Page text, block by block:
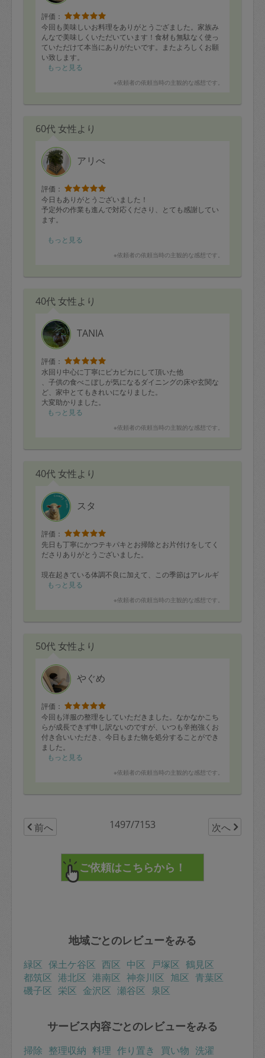
評価：
今回も美味しいお料理をありがとうござました。家族み
んなで美味しくいただいています！食材も無駄なく使っ
ていただけて本当にありがたいです。またよろしくお願
い致します。
もっと見る
※依頼者の依頼当時の主観的な感想です。
60代 女性より
アリべ
評価：
今日もありがとうございました！
予定外の作業も進んで対応くださり、とても感謝してい
ます。
本日はテレビ台の入れ替えと廊下収納でしたが、まだま
もっと見る
※依頼者の依頼当時の主観的な感想です。
40代 女性より
TANIA
評価：
水回り中心に丁寧にピカピカにして頂いた他
、子供の食べこぼしが気になるダイニングの床や玄関な
ど、家中とてもきれいになりました。
大変助かりました。
また是非お願いしたいです。
もっと見る
※依頼者の依頼当時の主観的な感想です。
40代 女性より
スタ
評価：
先日も丁寧にかつテキパキとお掃除とお片付けをしてく
ださりありがとうございました。
現在起きている体調不良に加えて、この季節はアレルギ
ーが強く出やすいため
げで
して症状を悪化させてしまうことなく快適に過ごせてい
夜の窓際から入る冷気も和らいできたため、次回はベッ
ドフレームの向きを変えるお手伝いをしていただけたら
ありがたいです。
いつも本当に助かっています✨️
次回もよろしくお願いいたします！
もっと見る
※依頼者の依頼当時の主観的な感想です。
50代 女性より
やぐめ
評価：
今回も洋服の整理をしていただきました。なかなかこち
らが成長できず申し訳ないのですが、いつも辛抱強くお
付き合いいただき、今日もまた物を処分することができ
ました。
毎回来ていただくたびに、問題点が明確となり、少しず
もっと見る
※依頼者の依頼当時の主観的な感想です。
前へ 1497/7153 次へ
地域ごとのレビューをみる
緑区 保土ケ谷区 西区 中区 戸塚区 鶴見区
都筑区 港北区 港南区 神奈川区 旭区 青葉区
磯子区 栄区 金沢区 瀬谷区 泉区
サービス内容ごとのレビューをみる
掃除 整理収納 料理 作り置き 買い物 洗濯